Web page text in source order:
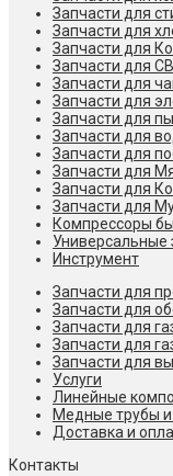
Запчасти для
Запчасти для
Запчасти для
Запчасти для
Запчасти для
Запчасти для
Запчасти для
Запчасти для
Запчасти для
Запчасти для
Запчасти для
Запчасти для
Компрессоры
Универсальные
Инструмент
Запчасти для
Запчасти для
Запчасти для
Запчасти для
Запчасти для
Услуги
Линейные
Медные трубы
Доставка и
Контакты